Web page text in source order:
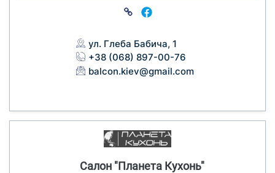
ул. Глеба Бабича, 1
+38 (068) 897-00-76
balcon.kiev@gmail.com
Салон "Планета Кухонь"